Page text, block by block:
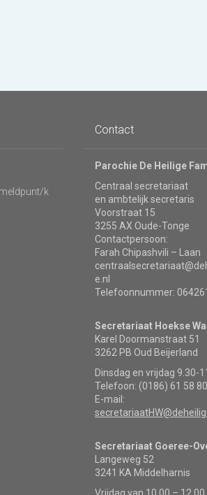
k
Contact
Parochie De Heilige
Centraal secretariaat
en ambtelijk secretaris
Voorstraat 15
3255 AX Oude-Tonge
Contactpersoon:
Farah Chipashvili – Laan
e.nl
Telefoonnummer:
Secretariaat Hoekse
Karel Doormanstraat 51
3262 PB Oud Beijerland
Dinsdag en vrijdag 9.30-
Telefoon: (0186) 61 58 80
E-mail:
Secretariaat Goeree-
Langeweg 52
3241 KA Middelharnis